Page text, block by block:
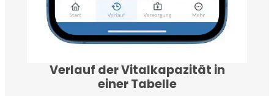
Verlauf der Vitalkapazität in
einer Tabelle